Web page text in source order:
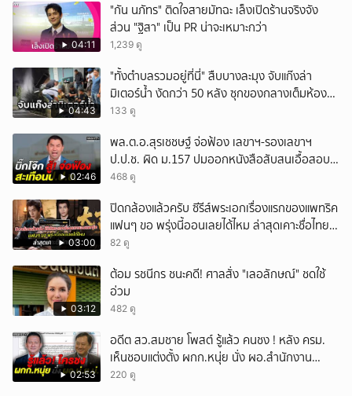
04:11
"กัน นภัทร" ติดใจสายมัทฉะ เล็งเปิดร้านจริงจัง
ส่วน "ฐิสา" เป็น PR น่าจะเหมาะกว่า
1,239 ดู
04:43
"ทั้งตำบลรวมอยู่ที่นี่" สืบบางละมุง จับแก๊งล่า
มิเตอร์น้ำ งัดกว่า 50 หลัง ซุกของกลางเต็มห้อง
สารภาพขายหาเงินซื้อยา จ.ชลบุรี
133 ดู
02:46
พล.ต.อ.สุรเชชษฐ์ จ่อฟ้อง เลขาฯ-รองเลขาฯ
ป.ป.ช. ผิด ม.157 ปมออกหนังสือสับสนเอื้อสอบ
คดีซ้ำซ้อน
468 ดู
03:00
ปิดกล้องแล้วครับ ซีรีส์พระเอกเรื่องแรกของแพทริค
แฟนๆ ขอ พรุ่งนี้ออนเลยได้ไหม ล่าสุดเคาะชื่อไทย
แล้ว
82 ดู
03:12
ต้อม รชนีกร ชนะคดี! ศาลสั่ง "เลอลักษณ์" ชดใช้
อ่วม
482 ดู
02:53
อดีต สว.สมชาย โพสต์ รู้แล้ว คนชง ! หลัง ครม.
เห็นชอบแต่งตั้ง ผกก.หนุ่ย นั่ง ผอ.สำนักงาน
ป.ย.ป.
220 ดู